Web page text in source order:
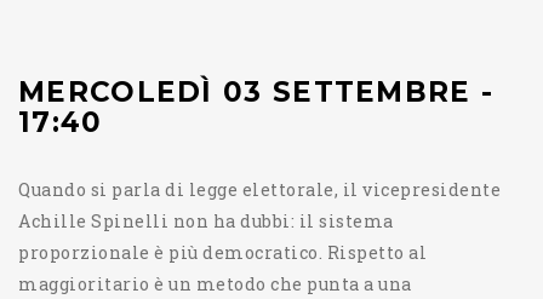
MERCOLEDÌ 03 SETTEMBRE -
17:40
Quando si parla di legge elettorale, il vicepresidente
Achille Spinelli non ha dubbi: il sistema
proporzionale è più democratico. Rispetto al
maggioritario è un metodo che punta a una